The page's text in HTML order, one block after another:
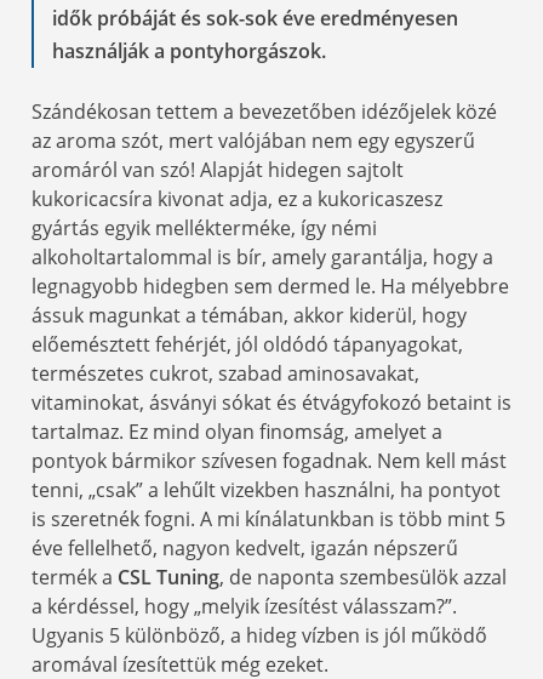
idők próbáját és sok-sok éve eredményesen
használják a pontyhorgászok.
Szándékosan tettem a bevezetőben idézőjelek közé
az aroma szót, mert valójában nem egy egyszerű
aromáról van szó! Alapját hidegen sajtolt
kukoricacsíra kivonat adja, ez a kukoricaszesz
gyártás egyik mellékterméke, így némi
alkoholtartalommal is bír, amely garantálja, hogy a
legnagyobb hidegben sem dermed le. Ha mélyebbre
ássuk magunkat a témában, akkor kiderül, hogy
előemésztett fehérjét, jól oldódó tápanyagokat,
természetes cukrot, szabad aminosavakat,
vitaminokat, ásványi sókat és étvágyfokozó betaint is
tartalmaz. Ez mind olyan finomság, amelyet a
pontyok bármikor szívesen fogadnak. Nem kell mást
tenni, „csak” a lehűlt vizekben használni, ha pontyot
is szeretnék fogni. A mi kínálatunkban is több mint 5
éve fellelhető, nagyon kedvelt, igazán népszerű
termék a CSL Tuning, de naponta szembesülök azzal
a kérdéssel, hogy „melyik ízesítést válasszam?”.
Ugyanis 5 különböző, a hideg vízben is jól működő
aromával ízesítettük még ezeket.